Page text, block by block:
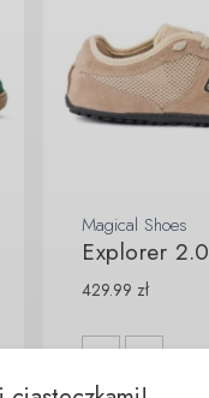
Magical Shoes
Explorer 2.0
429.99 zł